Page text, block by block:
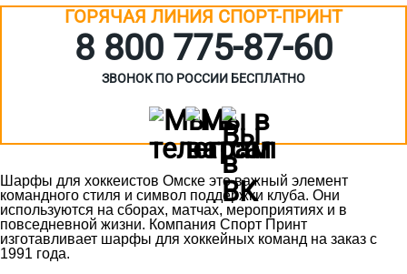
ГОРЯЧАЯ ЛИНИЯ СПОРТ-ПРИНТ
8 800 775‑87-60
ЗВОНОК ПО РОССИИ БЕСПЛАТНО
Шарфы для хоккеистов Омске это важный элемент
командного стиля и символ поддержки клуба. Они
используются на сборах, матчах, мероприятиях и в
повседневной жизни. Компания Спорт Принт
изготавливает шарфы для хоккейных команд на заказ с
1991 года.